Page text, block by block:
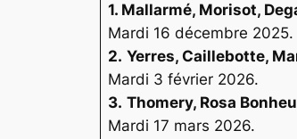
1. Mallarmé, Morisot,
Mardi 16 décembre 2025.
2. Yerres, Caillebotte,
Mardi 3 février 2026.
3. Thomery, Rosa
Mardi 17 mars 2026.